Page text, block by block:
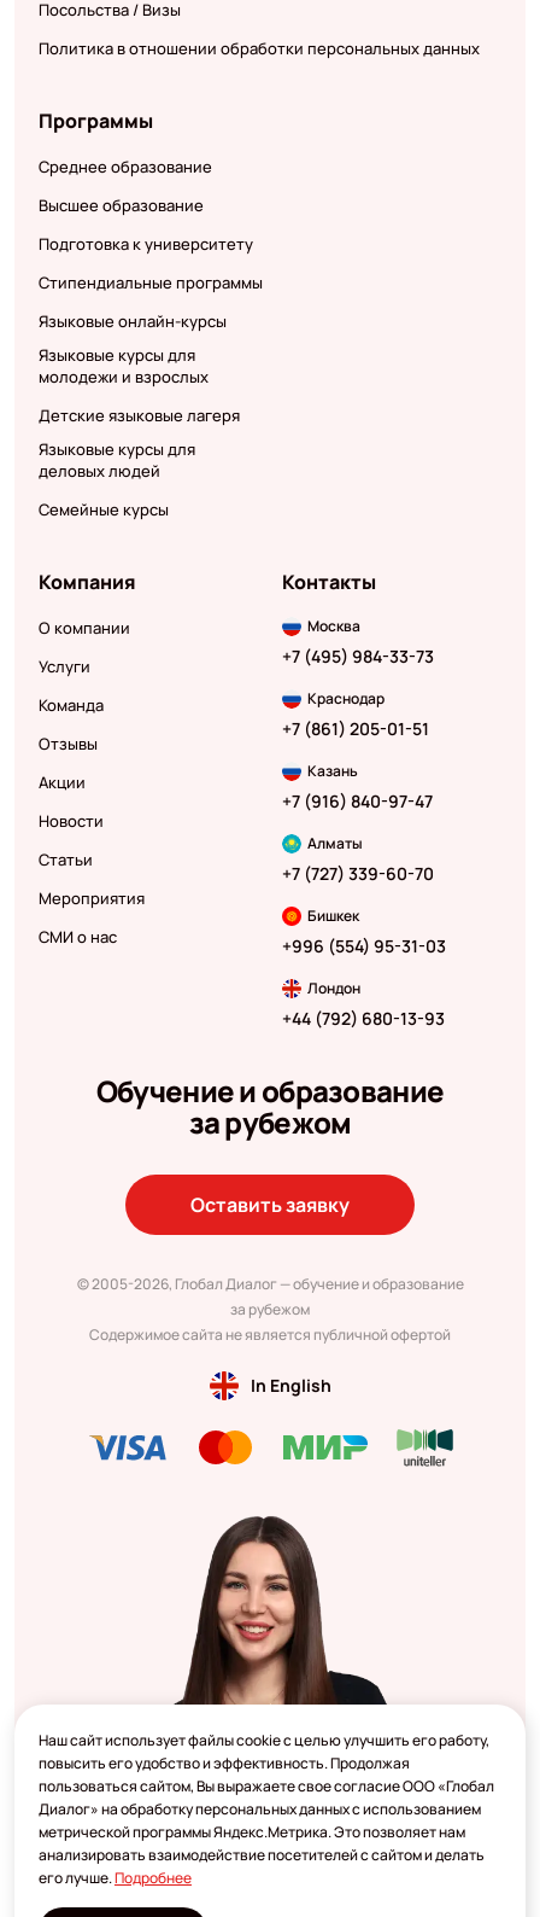
Посольства / Визы
Политика в отношении обработки персональных данных
Программы
Среднее образование
Высшее образование
Подготовка к университету
Стипендиальные программы
Языковые онлайн-курсы
Языковые курсы для
молодежи и взрослых
Детские языковые лагеря
Языковые курсы для
деловых людей
Семейные курсы
Компания
О компании
Услуги
Команда
Отзывы
Акции
Новости
Статьи
Мероприятия
СМИ о нас
Контакты
Москва
+7 (495) 984-33-73
Краснодар
+7 (861) 205-01-51
Казань
+7 (916) 840-97-47
Алматы
+7 (727) 339-60-70
Бишкек
+996 (554) 95-31-03
Лондон
+44 (792) 680-13-93
Обучение и образование
за рубежом
Оставить заявку
© 2005-2026, Глобал Диалог — обучение и образование
за рубежом
Содержимое сайта не является публичной офертой
In English
Наш сайт использует файлы cookie с целью улучшить его работу,
повысить его удобство и эффективность. Продолжая
пользоваться сайтом, Вы выражаете свое согласие ООО «Глобал
Диалог» на обработку персональных данных с использованием
метрической программы Яндекс.Метрика. Это позволяет нам
анализировать взаимодействие посетителей с сайтом и делать
его лучше.Подробнее